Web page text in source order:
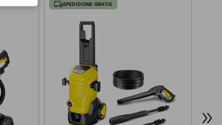
SPEDIZIONE GRATIS